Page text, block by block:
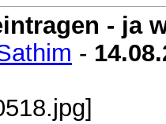
- ja
-